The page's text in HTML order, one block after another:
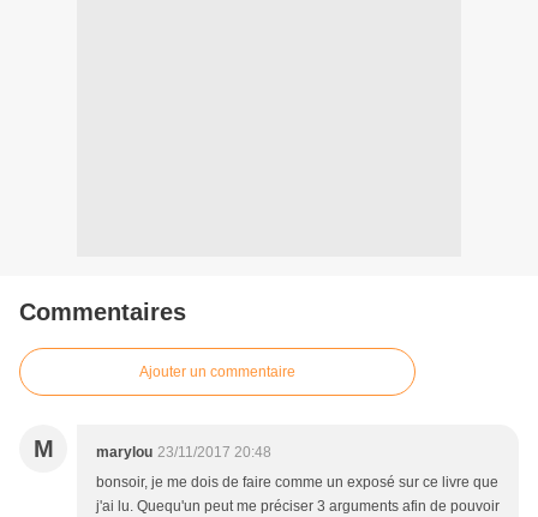
Commentaires
Ajouter un commentaire
M marylou 23/11/2017 20:48
bonsoir, je me dois de faire comme un exposé sur ce livre que
j'ai lu. Quequ'un peut me préciser 3 arguments afin de pouvoir